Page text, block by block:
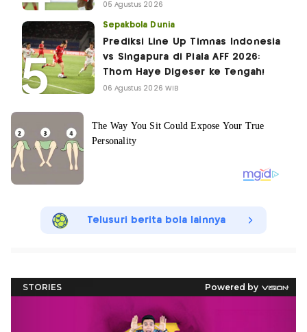
05 Agustus 2026
Sepakbola Dunia
Prediksi Line Up Timnas Indonesia
vs Singapura di Piala AFF 2026:
Thom Haye Digeser ke Tengah!
06 Agustus 2026 WIB
Telusuri berita bola lainnya